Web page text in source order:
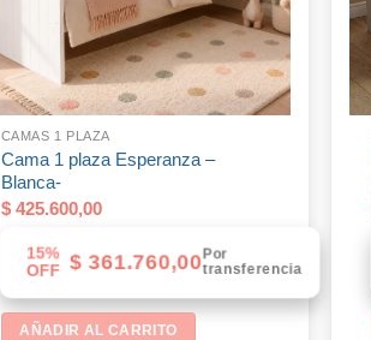
CAMAS 1 PLAZA
Cama 1 plaza Esperanza –
Blanca-
$425.600,00
15%
OFF
$361.760,00Por
transferencia
AÑADIR AL CARRITO